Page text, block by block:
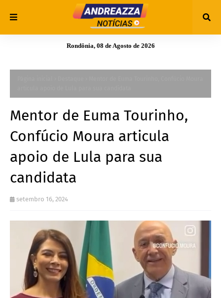
Rondônia, 08 de Agosto de 2026
Mentor de Euma Tourinho,
Confúcio Moura articula
apoio de Lula para sua
candidata
setembro 16, 2024